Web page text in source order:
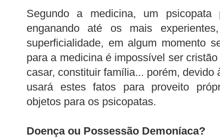
Segundo a medicina, um
enganando até os mais
superficialidade, em algum momento
para a medicina é impossível ser
casar, constituir família... porém, devido
usará estes fatos para proveito
objetos para os psicopatas.
Doença ou Possessão Demoníaca?